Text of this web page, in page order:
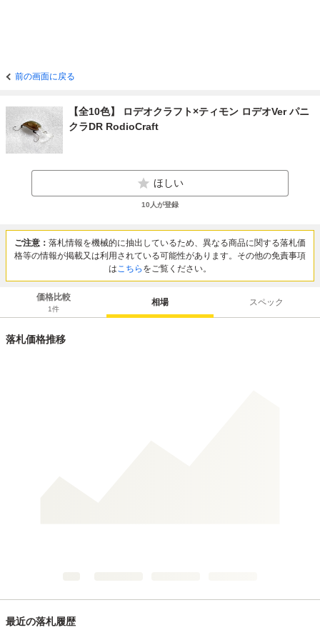
前の画面に戻る
【全10色】 ロデオクラフト×ティモン ロデオVer パニ
クラDR RodioCraft
ほしい
10 人が登録
ご注意： 落札情報を機械的に抽出しているため、異なる商品に関する落札価
格等の情報が掲載又は利用されている可能性があります。その他の免責事項
はこちら をご覧ください。
価格比較
1件
相場 スペック
落札価格推移
最近の落札履歴